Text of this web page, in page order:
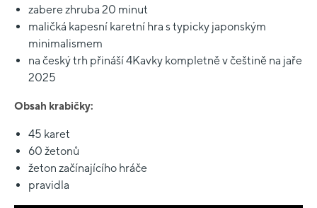
zabere zhruba 20 minut
maličká kapesní karetní hra s typicky japonským
minimalismem
na český trh přináší 4Kavky kompletně v češtině na jaře
2025
Obsah krabičky:
45 karet
60 žetonů
žeton začínajícího hráče
pravidla